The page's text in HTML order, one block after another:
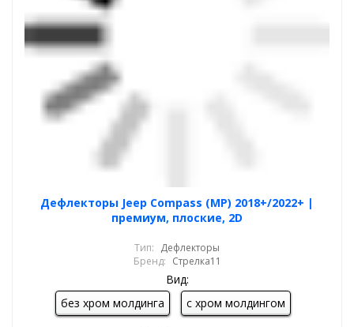
Дефлекторы Jeep Compass (MP) 2018+/2022+ |
премиум, плоские, 2D
Тип: Дефлекторы
Бренд: Стрелка11
Вид:
без хром молдинга
с хром молдингом